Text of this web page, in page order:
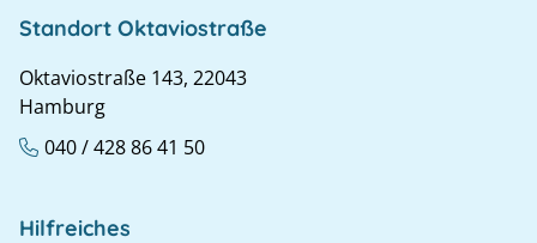
Standort Oktaviostraße
Oktaviostraße 143, 22043
Hamburg
040 / 428 86 41 50
Hilfreiches